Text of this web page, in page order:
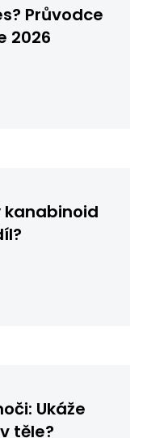
Průvodce
2026
kanabinoid
Ukáže
těle?